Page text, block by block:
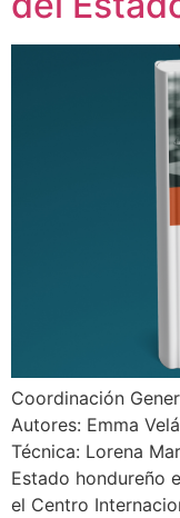
Coordinación
Autores: Emma
Técnica: Lorena
Estado hondureño
el Centro